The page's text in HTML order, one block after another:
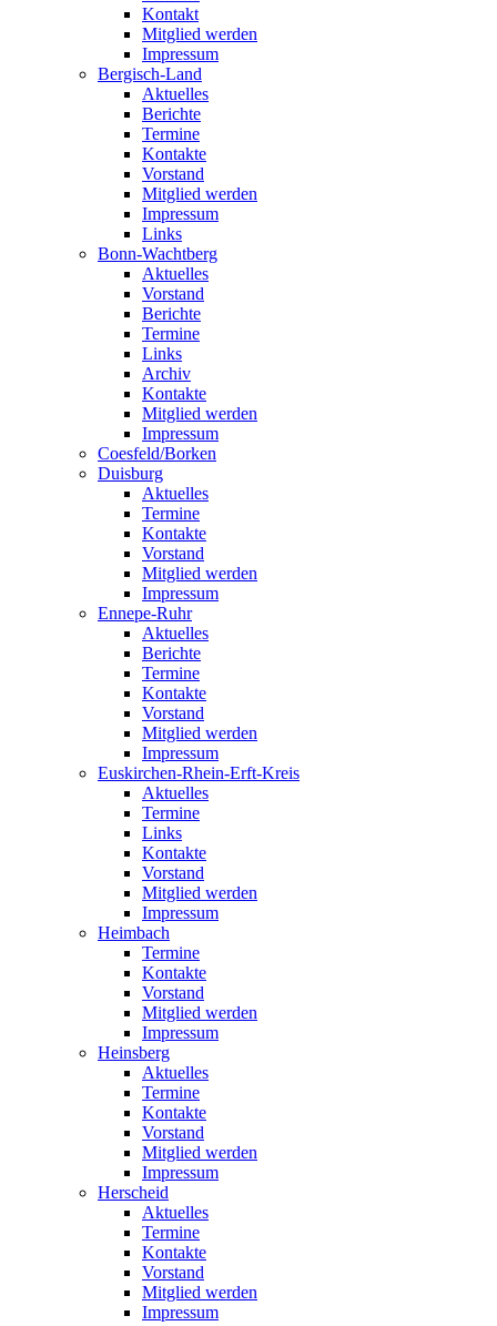
Kontakt
Mitglied werden
Impressum
Bergisch-Land
Aktuelles
Berichte
Termine
Kontakte
Vorstand
Mitglied werden
Impressum
Links
Bonn-Wachtberg
Aktuelles
Vorstand
Berichte
Termine
Links
Archiv
Kontakte
Mitglied werden
Impressum
Coesfeld/Borken
Duisburg
Aktuelles
Termine
Kontakte
Vorstand
Mitglied werden
Impressum
Ennepe-Ruhr
Aktuelles
Berichte
Termine
Kontakte
Vorstand
Mitglied werden
Impressum
Euskirchen-Rhein-Erft-Kreis
Aktuelles
Termine
Links
Kontakte
Vorstand
Mitglied werden
Impressum
Heimbach
Termine
Kontakte
Vorstand
Mitglied werden
Impressum
Heinsberg
Aktuelles
Termine
Kontakte
Vorstand
Mitglied werden
Impressum
Herscheid
Aktuelles
Termine
Kontakte
Vorstand
Mitglied werden
Impressum